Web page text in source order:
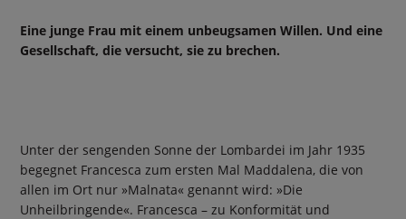
Eine junge Frau mit einem unbeugsamen Willen. Und eine
Gesellschaft, die versucht, sie zu brechen.
Unter der sengenden Sonne der Lombardei im Jahr 1935
begegnet Francesca zum ersten Mal Maddalena, die von
allen im Ort nur »Malnata« genannt wird: »Die
Unheilbringende«. Francesca – zu Konformität und